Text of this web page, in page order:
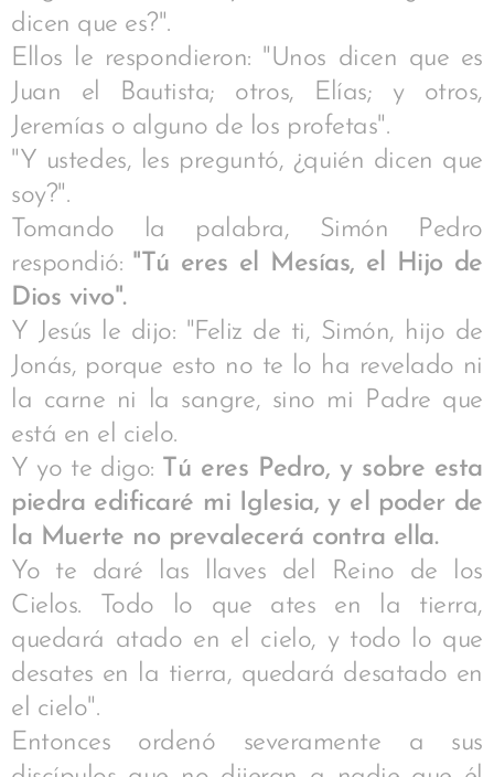
dicen que es?".
Ellos le respondieron: "Unos dicen que es
Juan el Bautista; otros, Elías; y otros,
Jeremías o alguno de los profetas".
"Y ustedes, les preguntó, ¿quién dicen que
soy?".
Tomando la palabra, Simón Pedro
respondió: "Tú eres el Mesías, el Hijo de
Dios vivo".
Y Jesús le dijo: "Feliz de ti, Simón, hijo de
Jonás, porque esto no te lo ha revelado ni
la carne ni la sangre, sino mi Padre que
está en el cielo.
Y yo te digo: Tú eres Pedro, y sobre esta
piedra edificaré mi Iglesia, y el poder de
la Muerte no prevalecerá contra ella.
Yo te daré las llaves del Reino de los
Cielos. Todo lo que ates en la tierra,
quedará atado en el cielo, y todo lo que
desates en la tierra, quedará desatado en
el cielo".
Entonces ordenó severamente a sus